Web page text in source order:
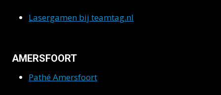
Lasergamen bij teamtag.nl
AMERSFOORT
Pathé Amersfoort